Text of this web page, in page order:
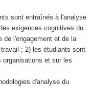
sont entraînés à l'analyse
exigences cognitives du
de l'engagement et de la
; 2) les étudiants sont
et sur les
d'analyse du